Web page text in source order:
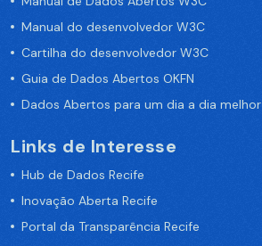
Manual do desenvolvedor W3C
Cartilha do desenvolvedor W3C
Guia de Dados Abertos OKFN
Dados Abertos para um dia a dia melhor
Links de Interesse
Hub de Dados Recife
Inovação Aberta Recife
Portal da Transparência Recife